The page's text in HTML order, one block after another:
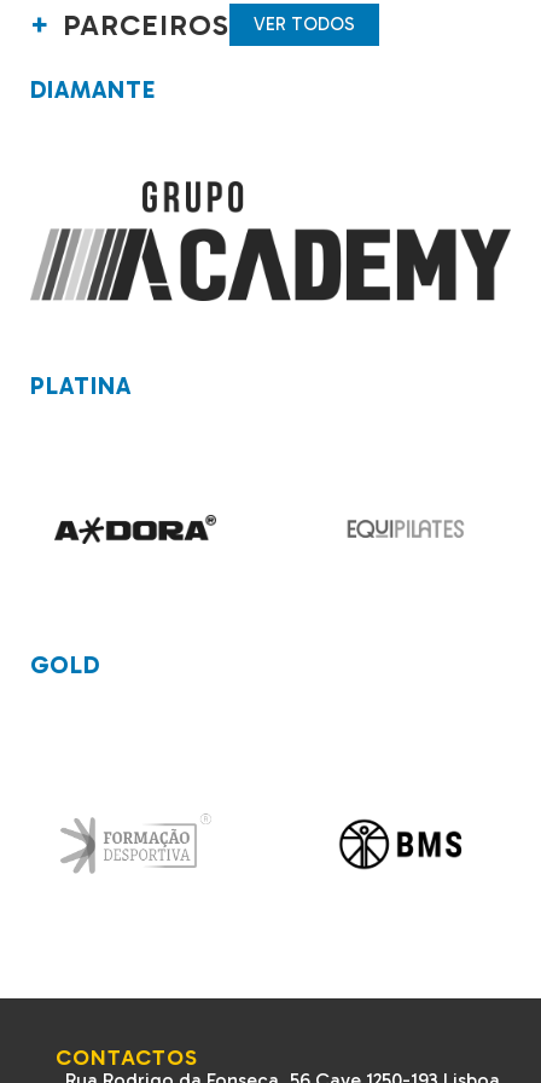
PARCEIROS VER TODOS
DIAMANTE
PLATINA
GOLD
CONTACTOS